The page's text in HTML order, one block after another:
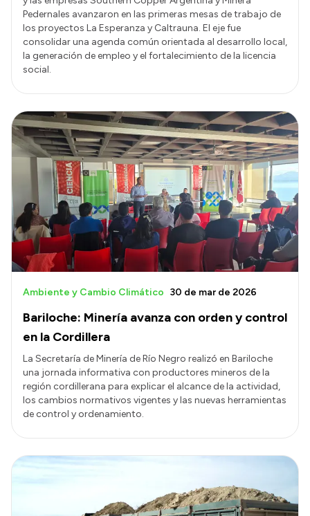
Pedernales avanzaron en las primeras mesas de trabajo de
los proyectos La Esperanza y Caltrauna. El eje fue
consolidar una agenda común orientada al desarrollo local,
la generación de empleo y el fortalecimiento de la licencia
social.
Bariloche: Minería avanza con orden y control
en la Cordillera
Ambiente y Cambio Climático 30 de mar de 2026
La Secretaría de Minería de Río Negro realizó en Bariloche
una jornada informativa con productores mineros de la
región cordillerana para explicar el alcance de la actividad,
los cambios normativos vigentes y las nuevas herramientas
de control y ordenamiento.